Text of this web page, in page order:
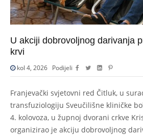
U akciji dobrovoljnog darivanja
krvi
kol 4, 2026 Podijeli
Franjevački svjetovni red Čitluk, u
transfuziologiju Sveučilišne kliničke
4. kolovoza, u župnoj dvorani crkve
organizirao je akciju dobrovoljnog